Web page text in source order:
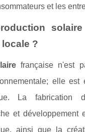
et les
solaire
?
française n'est
elle est
La fabrication
et développement
ainsi que la